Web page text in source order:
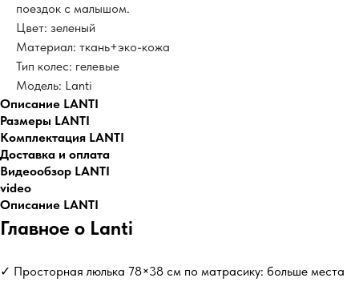
поездок с малышом.
Цвет: зеленый
Материал: ткань+эко-кожа
Тип колес: гелевые
Модель: Lanti
Описание LANTI
Размеры LANTI
Комплектация LANTI
Доставка и оплата
Видеообзор LANTI
video
Описание LANTI
Главное о Lanti
✓ Просторная люлька 78×38 см по матрасику: больше места